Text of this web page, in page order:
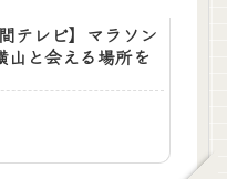
テレビ】マラソン
と会える場所を